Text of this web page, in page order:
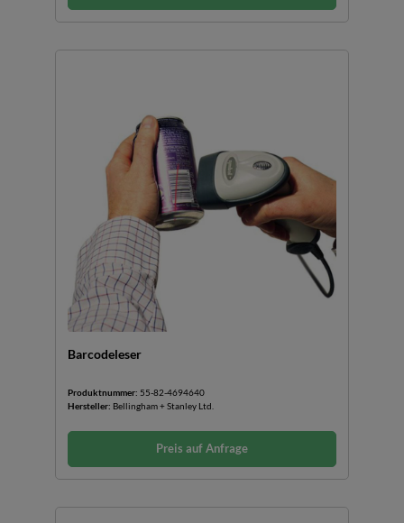
Barcodeleser
Produktnummer: 55-82-4694640
Hersteller: Bellingham + Stanley Ltd.
Preis auf Anfrage